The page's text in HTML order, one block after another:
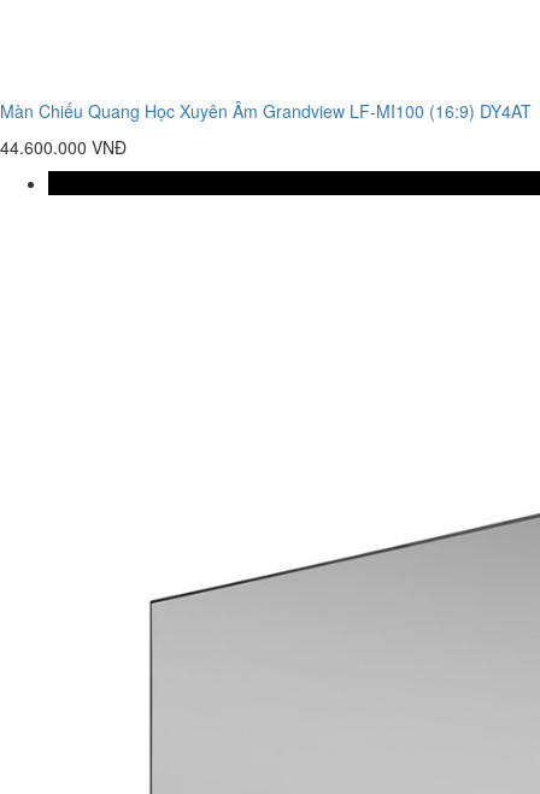
Màn Chiếu Quang Học Xuyên Âm Grandview LF-MI100 (16:9) DY4AT
44.600.000 VNĐ